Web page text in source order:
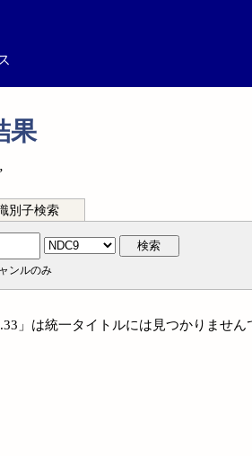
果
別子検索
検索
ンルのみ
」は統一タイトルには見つかりません